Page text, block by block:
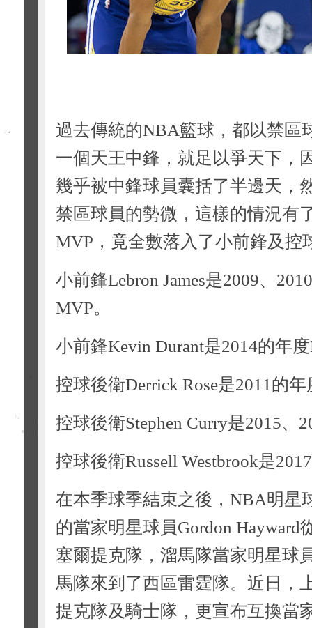
過去傳統的NBA籃球，都以禁區
一個天王中鋒，就足以爭天下，
幾乎被中鋒球員囊括了半邊天，
禁區球員的勢微，這樣的情況有
MVP，竟全數落入了小前鋒及控
小前鋒Lebron James是2009、
MVP。
小前鋒Kevin Durant是2014的年
控球後衛Derrick Rose是2011的
控球後衛Stephen Curry是2015、
控球後衛Russell Westbrook是
在本季球季結束之後，NBA明星
的當家明星球員Gordon
塞爾提克隊，溜馬隊當家明星球
馬隊來到了西區雷霆隊。近日，
提克隊及騎士隊，更宣布互換當